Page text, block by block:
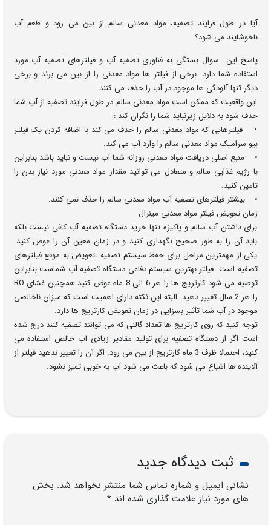
آیا در طول فرایند تصفیه، مواد معدنی سالم از بین می رود و طعم آب
ناخوشایند می شود؟
پاسخ این سوال بستگی به فناوری تصفیه آب و فیلترهای تصفیه آب مورد
استفاده شما دارد. برخی از فیلتر ها مواد معدنی را از بین می برند و برخی
دیگر تنها آلودگی ها موجود در آب را حذف می کنند.
این واقعیت که ممکن است مواد معدنی سالم در طول فرایند تصفیه از آب شما
حذف شود به دلایل زیرنباید شما را نگران کند :
• فیلترهایی که مواد معدنی سالم را حذف می کند با اضافه کردن یک فیلتر
بیو سرامیک مواد معدنی سالم را وارد آب می کند.
• منبع اصلی دریافت مواد معدنی روزانه شما آب نیست و نباید باشد بنابراین
با رژیم غذایی سالم و متعادل می توانید مقدار مواد معدنی مورد نیاز بدن را
تامین کنید.
• بیشتر فیلترهای تصفیه آب مواد معدنی سالم را حذف نمی کنند.
زمان تعویض فیلتر مواد معدنی مینرال
برای داشتن آب سالم و پاکیزه تنها خرید دستگاه تصفیه آب کافی نیست بلکه
باید آن را به طور صحیح نگهداری کنید و در زمان معین آن را عوض کنید.
یکی از مهمترین مراحل برای حفظ سیستم تصفیه ،تعویض به موقع فیلترهای
تصفیه است. فیلتر بهترین سیستم دفاعی دستگاه تصفیه آب شماست بنابراین
توصیه می شود کارتریج ها را هر 6 الی 8 ماه عوض کنید همچنین غشای RO
را هر 2 سال تغییر دهید. البته این نکته دارای اهمیت است که میزان ناخالصی
موجود در آب شما تأثیر بسزایی در زمان تعویض کارتریج ها دارد.
توجه کنید که روی کارتریج ها تعداد گالنی که می توانند تصفیه کنند درج شده
است اگر از دستگاه تصفیه برای تولید مقادیر زیادی آب خالص استفاده می
کنید، احتمالا ظرف 3 ماه کارتریج از بین می رود. اگر آن را تغییر ندهید فیلتر از
آلاینده ها اشباع می شود که باعث می شود آب به خوبی تمیز نشود.
ثبت دیدگاه جدید
نشانی ایمیل و شماره تماس شما منتشر نخواهد شد. بخش
های مورد نیاز علامت گذاری شده اند *